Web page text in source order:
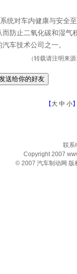
统对车内健康与安
防止二氧化碳和湿气
车技术公司之一。
（转载请注明来
【 大 中 小
联系
Copyright 2007
© 2007 汽车制动网 版